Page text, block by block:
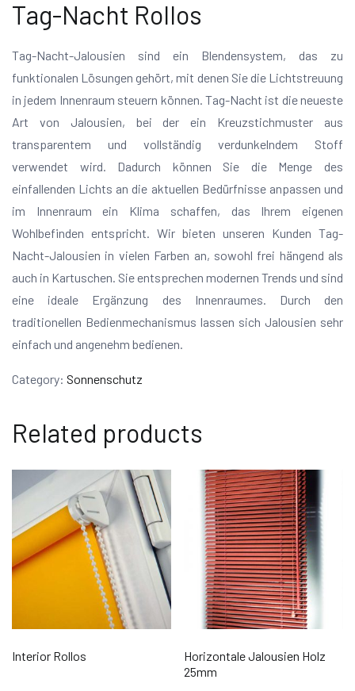
Tag-Nacht Rollos
Tag-Nacht-Jalousien sind ein Blendensystem, das zu
funktionalen Lösungen gehört, mit denen Sie die Lichtstreuung
in jedem Innenraum steuern können. Tag-Nacht ist die neueste
Art von Jalousien, bei der ein Kreuzstichmuster aus
transparentem und vollständig verdunkelndem Stoff
verwendet wird. Dadurch können Sie die Menge des
einfallenden Lichts an die aktuellen Bedürfnisse anpassen und
im Innenraum ein Klima schaffen, das Ihrem eigenen
Wohlbefinden entspricht. Wir bieten unseren Kunden Tag-
Nacht-Jalousien in vielen Farben an, sowohl frei hängend als
auch in Kartuschen. Sie entsprechen modernen Trends und sind
eine ideale Ergänzung des Innenraumes. Durch den
traditionellen Bedienmechanismus lassen sich Jalousien sehr
einfach und angenehm bedienen.
Category: Sonnenschutz
Related products
Interior Rollos
Horizontale Jalousien Holz
25mm